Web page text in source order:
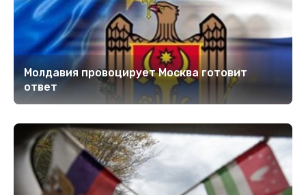
Молдавия провоцирует Москва готовит
ответ